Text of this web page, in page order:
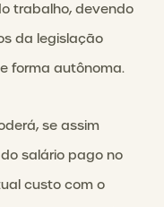
trabalho, devendo
da legislação
forma autônoma.
se assim
salário pago no
custo com o